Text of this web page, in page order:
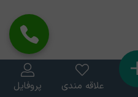
علاقه مندی پروفایل